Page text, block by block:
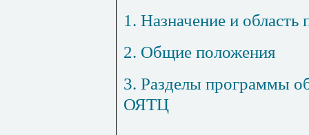
1. Назначение и область
2. Общие положения
3. Разделы программы
ОЯТЦ